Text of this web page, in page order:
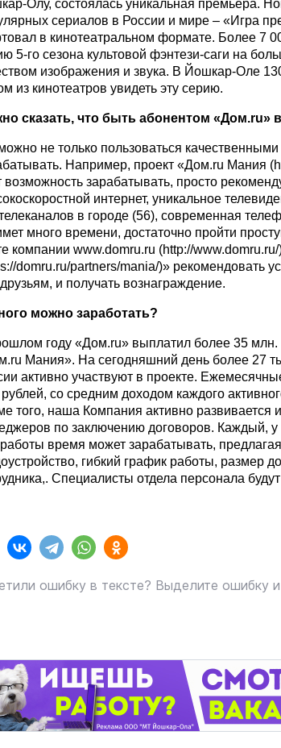
Алексей Ямаев о премьере в театре
Олу, состоялась уникальная премьера.
сериалов в России и мире – «Игра
в кинотеатральном формате. Более 7
5-го сезона культовой фэнтези-саги на
изображения и звука. В Йошкар-Оле
из кинотеатров увидеть эту серию.
сказать, что быть абонентом «Дом.ru»
не только пользоваться
Например, проект «Дом.ru Мания (
возможность зарабатывать, просто
интернет, уникальное
в городе (56), современная
много времени, достаточно пройти
компании www.domru.ru (http://www.domru.ru/
domru.ru/partners/mania/)» рекомендовать
и получать вознаграждение.
можно заработать?
году «Дом.ru» выплатил более 35 млн.
Мания». На сегодняшний день более 27
активно участвуют в проекте.
со средним доходом каждого
того, наша Компания активно
по заключению договоров. Каждый, у
время может зарабатывать,
гибкий график работы, размер
Специалисты отдела персонала
ошибку в тексте? Выделите ошибку